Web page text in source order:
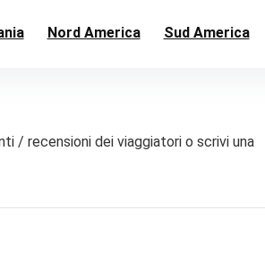
Nord America Sud America
/ recensioni dei viaggiatori o scrivi una